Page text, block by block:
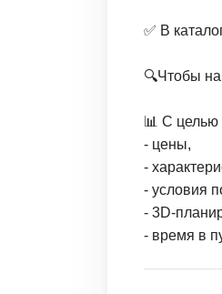
✅ В
🔍Чтобы
📊 С целью
- цены,
-
- условия
- 3D-
- время в